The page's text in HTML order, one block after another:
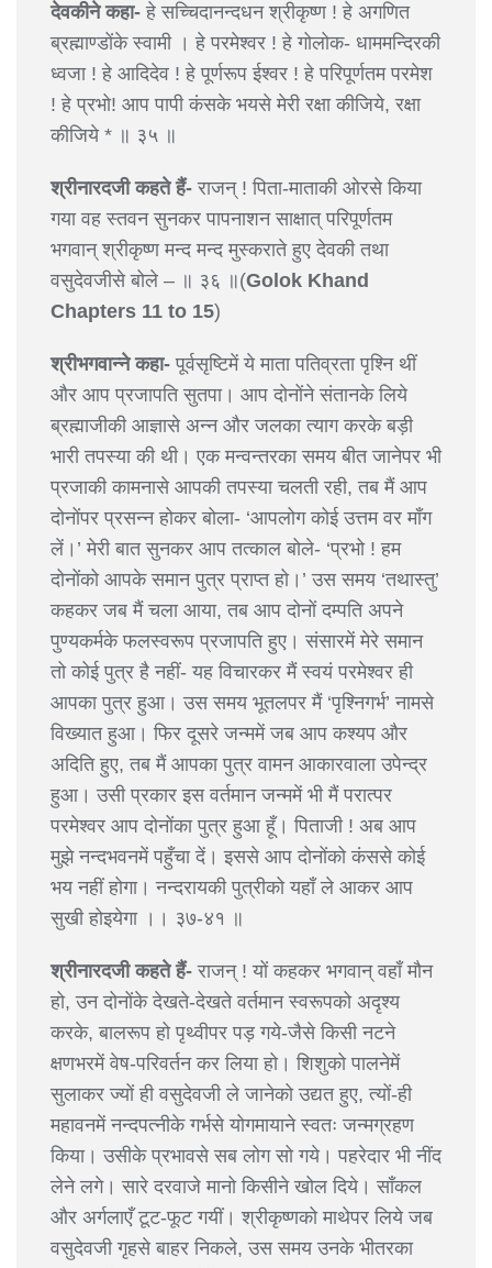
देवकीने कहा- हे सच्चिदानन्दधन श्रीकृष्ण ! हे अगणित
ब्रह्माण्डोंके स्वामी । हे परमेश्वर ! हे गोलोक- धाममन्दिरकी
ध्वजा ! हे आदिदेव ! हे पूर्णरूप ईश्वर ! हे परिपूर्णतम परमेश
! हे प्रभो! आप पापी कंसके भयसे मेरी रक्षा कीजिये, रक्षा
कीजिये * ॥ ३५ ॥
श्रीनारदजी कहते हैं- राजन् ! पिता-माताकी ओरसे किया
गया वह स्तवन सुनकर पापनाशन साक्षात् परिपूर्णतम
भगवान् श्रीकृष्ण मन्द मन्द मुस्कराते हुए देवकी तथा
वसुदेवजीसे बोले – ॥ ३६ ॥(Golok Khand
Chapters 11 to 15)
श्रीभगवान्ने कहा- पूर्वसृष्टिमें ये माता पतिव्रता पृश्नि थीं
और आप प्रजापति सुतपा। आप दोनोंने संतानके लिये
ब्रह्माजीकी आज्ञासे अन्न और जलका त्याग करके बड़ी
भारी तपस्या की थी। एक मन्वन्तरका समय बीत जानेपर भी
प्रजाकी कामनासे आपकी तपस्या चलती रही, तब मैं आप
दोनोंपर प्रसन्न होकर बोला- ‘आपलोग कोई उत्तम वर माँग
लें।’ मेरी बात सुनकर आप तत्काल बोले- ‘प्रभो ! हम
दोनोंको आपके समान पुत्र प्राप्त हो।’ उस समय ‘तथास्तु’
कहकर जब मैं चला आया, तब आप दोनों दम्पति अपने
पुण्यकर्मके फलस्वरूप प्रजापति हुए। संसारमें मेरे समान
तो कोई पुत्र है नहीं- यह विचारकर मैं स्वयं परमेश्वर ही
आपका पुत्र हुआ। उस समय भूतलपर मैं ‘पृश्निगर्भ’ नामसे
विख्यात हुआ। फिर दूसरे जन्ममें जब आप कश्यप और
अदिति हुए, तब मैं आपका पुत्र वामन आकारवाला उपेन्द्र
हुआ। उसी प्रकार इस वर्तमान जन्ममें भी मैं परात्पर
परमेश्वर आप दोनोंका पुत्र हुआ हूँ। पिताजी ! अब आप
मुझे नन्दभवनमें पहुँचा दें। इससे आप दोनोंको कंससे कोई
भय नहीं होगा। नन्दरायकी पुत्रीको यहाँ ले आकर आप
सुखी होइयेगा ।। ३७-४१ ॥
श्रीनारदजी कहते हैं- राजन् ! यों कहकर भगवान् वहाँ मौन
हो, उन दोनोंके देखते-देखते वर्तमान स्वरूपको अदृश्य
करके, बालरूप हो पृथ्वीपर पड़ गये-जैसे किसी नटने
क्षणभरमें वेष-परिवर्तन कर लिया हो। शिशुको पालनेमें
सुलाकर ज्यों ही वसुदेवजी ले जानेको उद्यत हुए, त्यों-ही
महावनमें नन्दपत्नीके गर्भसे योगमायाने स्वतः जन्मग्रहण
किया। उसीके प्रभावसे सब लोग सो गये। पहरेदार भी नींद
लेने लगे। सारे दरवाजे मानो किसीने खोल दिये। साँकल
और अर्गलाएँ टूट-फूट गयीं। श्रीकृष्णको माथेपर लिये जब
वसुदेवजी गृहसे बाहर निकले, उस समय उनके भीतरका